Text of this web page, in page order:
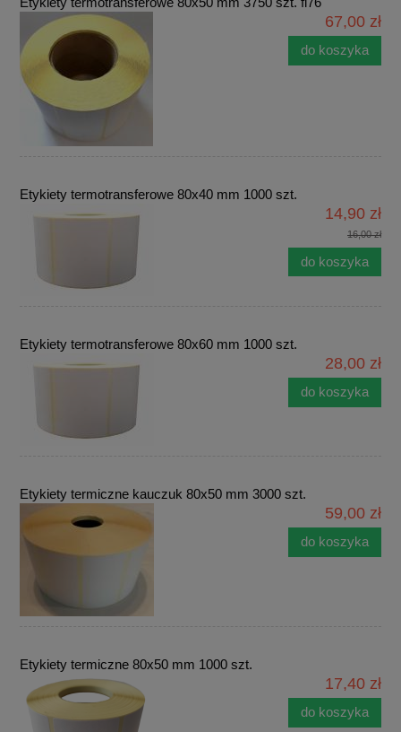
67,00 zł
do koszyka
Etykiety termotransferowe 80x40 mm 1000 szt.
14,90 zł
16,00 zł
do koszyka
Etykiety termotransferowe 80x60 mm 1000 szt.
28,00 zł
do koszyka
Etykiety termiczne kauczuk 80x50 mm 3000 szt.
59,00 zł
do koszyka
Etykiety termiczne 80x50 mm 1000 szt.
17,40 zł
do koszyka